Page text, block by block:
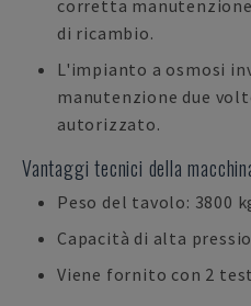
corretta
di ricambio.
L'impianto a osmosi
manutenzione due
autorizzato.
Vantaggi tecnici della
Peso del tavolo: 3800
Capacità di alta
Viene fornito con 2